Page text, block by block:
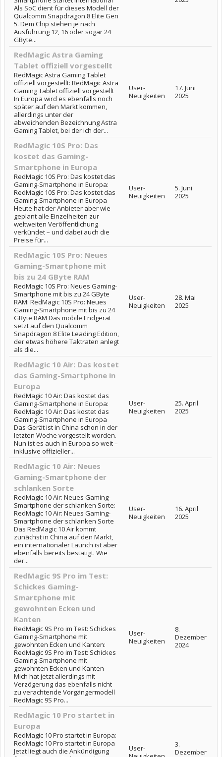
Als SoC dient für dieses Modell der
Qualcomm Snapdragon 8 Elite Gen
5. Dem Chip stehen je nach
Ausführung 12, 16 oder sogar 24
GByte...
RedMagic Astra Gaming
Tablet offiziell vorgestellt
RedMagic Astra Gaming Tablet
offiziell vorgestellt: RedMagic Astra
Gaming Tablet offiziell vorgestellt
In Europa wird es ebenfalls noch
später auf den Markt kommen,
allerdings unter der
abweichenden Bezeichnung Astra
Gaming Tablet, bei der ich der...
User-
Neuigkeiten
17. Juni
2025
RedMagic 10S Pro: Das
kostet das Gaming-
Smartphone in Europa
RedMagic 10S Pro: Das kostet das
Gaming-Smartphone in Europa:
RedMagic 10S Pro: Das kostet das
Gaming-Smartphone in Europa
Heute hat der Anbieter aber wie
geplant alle Einzelheiten zur
weltweiten Veröffentlichung
verkündet – und dabei auch die
Preise für...
User-
Neuigkeiten
5. Juni
2025
RedMagic 10S Pro: Neues
Gaming-Smartphone mit
bis zu 24 GByte RAM
RedMagic 10S Pro: Neues Gaming-
Smartphone mit bis zu 24 GByte
RAM: RedMagic 10S Pro: Neues
Gaming-Smartphone mit bis zu 24
GByte RAM Das mobile Endgerät
setzt auf den Qualcomm
Snapdragon 8 Elite Leading Edition,
der etwas höhere Taktraten anlegt
als die...
User-
Neuigkeiten
28. Mai
2025
RedMagic 10 Air: Das kostet
das Gaming-Smartphone in
Europa
RedMagic 10 Air: Das kostet das
Gaming-Smartphone in Europa:
RedMagic 10 Air: Das kostet das
Gaming-Smartphone in Europa
Das Gerät ist in China schon in der
letzten Woche vorgestellt worden.
Nun ist es auch in Europa so weit –
inklusive offizieller...
User-
Neuigkeiten
25. April
2025
RedMagic 10 Air: Neues
Gaming-Smartphone der
schlanken Sorte
RedMagic 10 Air: Neues Gaming-
Smartphone der schlanken Sorte:
RedMagic 10 Air: Neues Gaming-
Smartphone der schlanken Sorte
Das RedMagic 10 Air kommt
zunächst in China auf den Markt,
ein internationaler Launch ist aber
ebenfalls bereits bestätigt. Wie
der...
User-
Neuigkeiten
16. April
2025
RedMagic 9S Pro im Test:
Schickes Gaming-
Smartphone mit
gewohnten Ecken und
Kanten
RedMagic 9S Pro im Test: Schickes
Gaming-Smartphone mit
gewohnten Ecken und Kanten:
RedMagic 9S Pro im Test: Schickes
Gaming-Smartphone mit
gewohnten Ecken und Kanten
Mich hat jetzt allerdings mit
Verzögerung das ebenfalls nicht
zu verachtende Vorgängermodell
RedMagic 9S Pro...
User-
Neuigkeiten
8.
Dezember
2024
RedMagic 10 Pro startet in
Europa
RedMagic 10 Pro startet in Europa:
RedMagic 10 Pro startet in Europa
Jetzt liegt auch die Ankündigung
User-
3.
Dezember